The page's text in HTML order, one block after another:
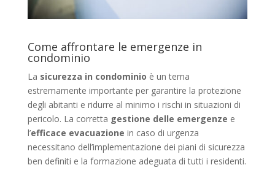
Come affrontare le emergenze in
condominio
La sicurezza in condominio è un tema
estremamente importante per garantire la protezione
degli abitanti e ridurre al minimo i rischi in situazioni di
pericolo. La corretta gestione delle emergenze e
l’efficace evacuazione in caso di urgenza
necessitano dell’implementazione dei piani di sicurezza
ben definiti e la formazione adeguata di tutti i residenti.